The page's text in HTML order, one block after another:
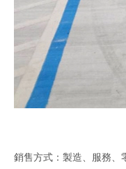
銷售方式：製造、服務、